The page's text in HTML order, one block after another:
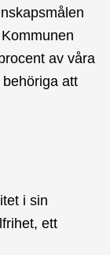
av våra
att
i sin
ett